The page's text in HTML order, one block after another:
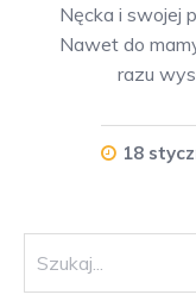
Nęcka i swojej
Nawet do
razu
18